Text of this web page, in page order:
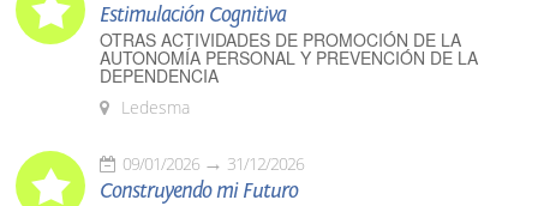
Estimulación Cognitiva
OTRAS ACTIVIDADES DE PROMOCIÓN DE LA
AUTONOMÍA PERSONAL Y PREVENCIÓN DE LA
DEPENDENCIA
Ledesma
09/01/2026 31/12/2026
Construyendo mi Futuro